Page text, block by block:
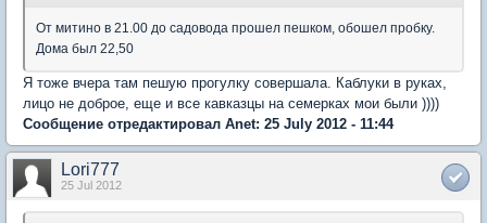
От митино в 21.00 до садовода прошел пешком, обошел пробку.
Дома был 22,50
Я тоже вчера там пешую прогулку совершала. Каблуки в руках,
лицо не доброе, еще и все кавказцы на семерках мои были ))))
Сообщение отредактировал Anet: 25 July 2012 - 11:44
Lori777
25 Jul 2012